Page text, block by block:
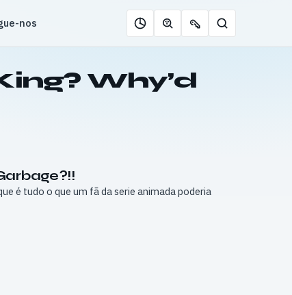
nos
Roleta
de
Descobrir
IA
OfertasPesquisar
Why’d
é tudo o que um fã da serie animada poderia